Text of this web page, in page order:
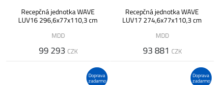
Recepčná jednotka WAVE
LUV16 296,6x77x110,3 cm
MDD
99 293 CZK
Recepčná jednotka WAVE
LUV17 274,6x77x110,3 cm
MDD
93 881 CZK
Doprava
zadarmo
Doprava
zadarmo